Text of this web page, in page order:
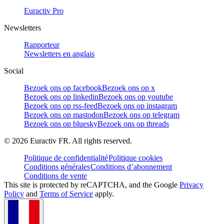
Euractiv Pro
Newsletters
Rapporteur
Newsletters en anglais
Social
Bezoek ons op facebookBezoek ons op x
Bezoek ons op linkedinBezoek ons op youtube
Bezoek ons op rss-feedBezoek ons op instagram
Bezoek ons op mastodonBezoek ons op telegram
Bezoek ons op blueskyBezoek ons op threads
© 2026 Euractiv FR. All rights reserved.
Politique de confidentialitéPolitique cookies
Conditions généralesConditions d’abonnement
Conditions de vente
This site is protected by reCAPTCHA, and the Google Privacy
Policy and Terms of Service apply.